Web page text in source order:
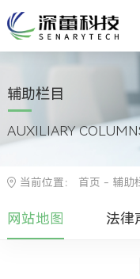
辅助栏目
AUXILIARY
网站地图 法律
当前位置： 首页 - 辅助